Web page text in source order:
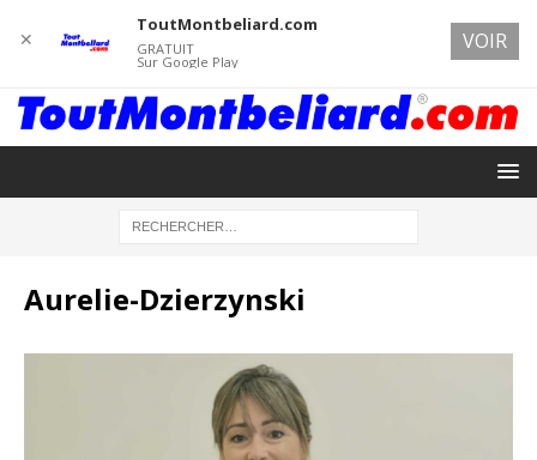
Aurelie-Dzierzynski
✕
ToutMontbeliard.com
GRATUIT
Sur Google Play
VOIR